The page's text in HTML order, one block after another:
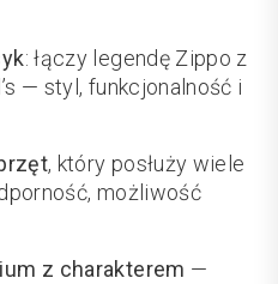
: łączy legendę Zippo z
— styl, funkcjonalność i
, który posłuży wiele
możliwość
z charakterem —